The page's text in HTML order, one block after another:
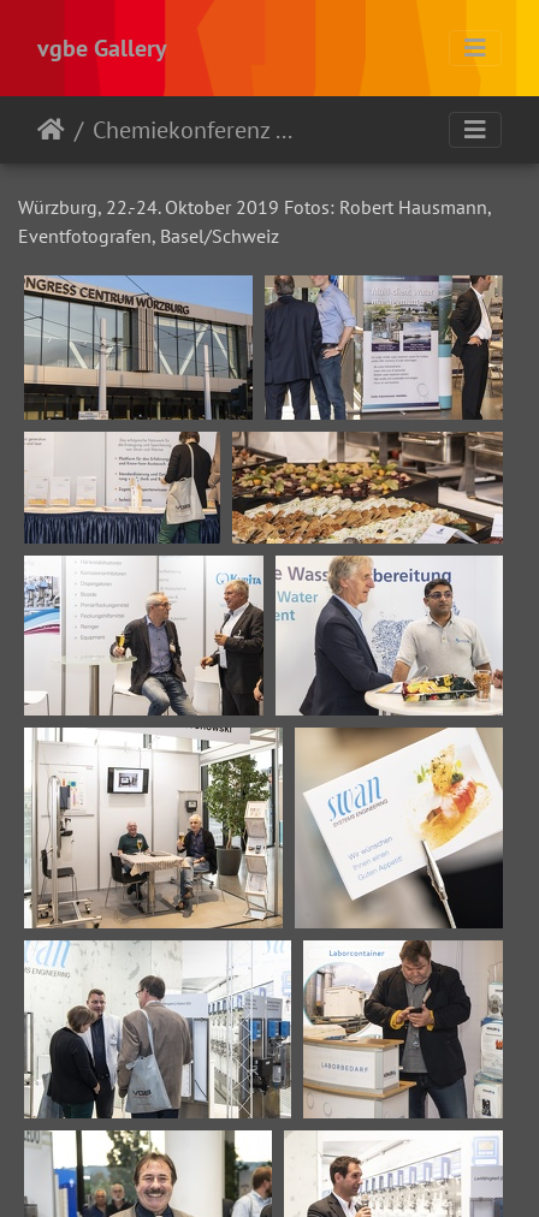
vgbe Gallery
Chemiekonferenz 2019 - Würzburg
Würzburg, 22.-24. Oktober 2019 Fotos: Robert Hausmann,
Eventfotografen, Basel/Schweiz